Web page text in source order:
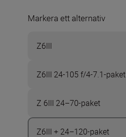
Markera ett alternativ
Z6III
Z6III 24-105 f/4-7.1-paket
Z 6III 24–70-paket
Z6III + 24–120-paket